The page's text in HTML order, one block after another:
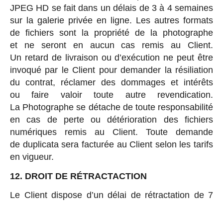
JPEG HD se fait dans un délais de 3 à 4 semaines
sur la galerie privée en ligne. Les autres formats
de fichiers sont la propriété de la photographe
et ne seront en aucun cas remis au Client.
Un retard de livraison ou d’exécution ne peut être
invoqué par le Client pour demander la résiliation
du contrat, réclamer des dommages et intérêts
ou faire valoir toute autre revendication.
La Photographe se détache de toute responsabilité
en cas de perte ou détérioration des fichiers
numériques remis au Client. Toute demande
de duplicata sera facturée au Client selon les tarifs
en vigueur.
12. DROIT DE RÉTRACTACTION
Le Client dispose d’un délai de rétractation de 7